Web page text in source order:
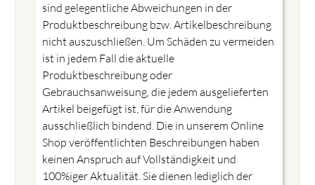
sind gelegentliche Abweichungen in der
Produktbeschreibung bzw. Artikelbeschreibung
nicht auszuschließen. Um Schäden zu vermeiden
ist in jedem Fall die aktuelle
Produktbeschreibung oder
Gebrauchsanweisung, die jedem ausgelieferten
Artikel beigefügt ist, für die Anwendung
ausschließlich bindend. Die in unserem Online
Shop veröffentlichten Beschreibungen haben
keinen Anspruch auf Vollständigkeit und
100%iger Aktualität. Sie dienen lediglich der